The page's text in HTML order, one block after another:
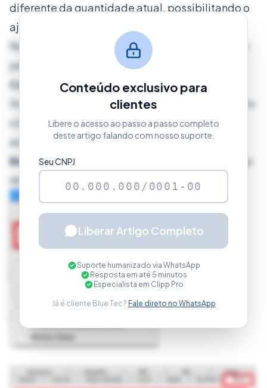
diferente da quantidade atual, possibilitando o
ajuste em massa.
Neste artigo iremos explicar o processo correto
para uso da ferramenta.
Configurando o Backup
Antes de iniciar o uso da ferramenta é necessário
configurar o backup, para isso,
acesse
Configurações - Parâmetros -
Backupe escolha um local para gravar o backup
do sistema;
Conteúdo exclusivo para
clientes
Libere o acesso ao passo a passo completo
deste artigo falando com nosso suporte.
Seu CNPJ
Liberar Artigo Completo
Suporte humanizado via WhatsApp
Resposta em até 5 minutos
Especialista em Clipp Pro
Já é cliente Blue Tec? Fale direto no WhatsApp